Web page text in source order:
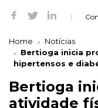
Home
Notícias
Bertioga inicia
hipertensos e
Bertioga
atividade